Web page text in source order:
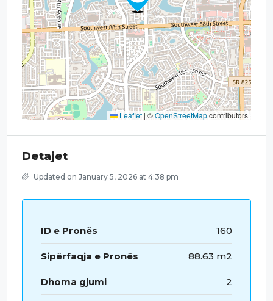
Leaflet | ©OpenStreetMapcontributors
Detajet
Updated on January 5, 2026 at 4:38 pm
ID e Pronës 160
Sipërfaqja e Pronës 88.63 m2
Dhoma gjumi 2